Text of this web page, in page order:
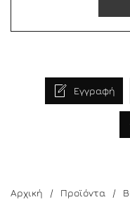
Εγγραφή
Αρχική Προϊόντα